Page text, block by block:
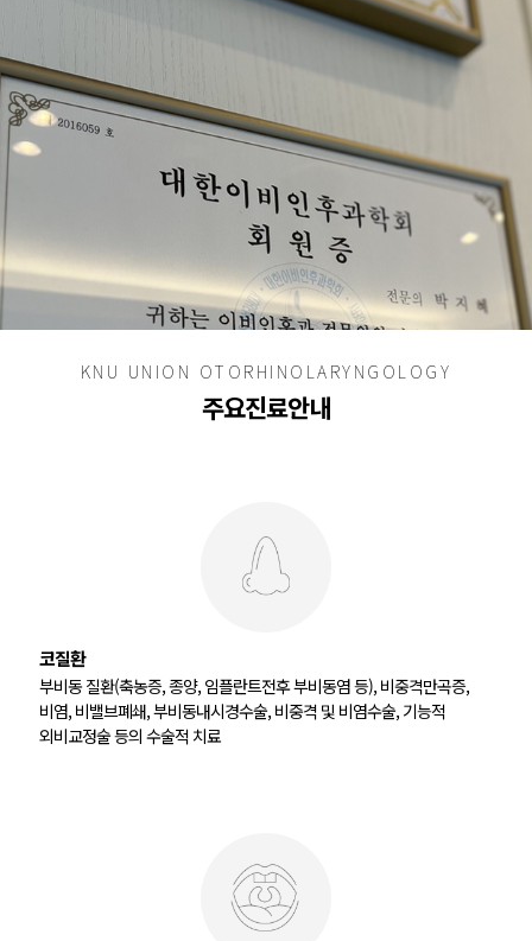
KNU UNION OTORHINOLARYNGOLOGY
주요진료안내
코질환
부비동 질환(축농증, 종양, 임플란트전후 부비동염 등), 비중격만곡증,
비염, 비밸브폐쇄, 부비동내시경수술, 비중격 및 비염수술, 기능적
외비교정술 등의 수술적 치료